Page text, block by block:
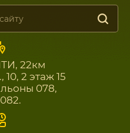
22км
2 этаж 15
078,